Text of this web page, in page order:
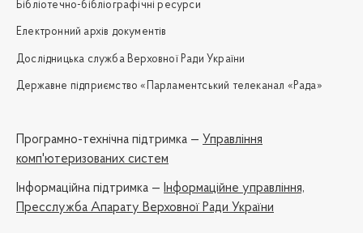
Бібліотечно-бібліографічні ресурси
Електронний архів документів
Дослідницька служба Верховної Ради України
Державне підприємство «Парламентський телеканал «Рада»
Програмно-технічна підтримка — Управління
комп'ютеризованих систем
Iнформаційна підтримка — Інформаційне управління,
Пресслужба Апарату Верховної Ради України